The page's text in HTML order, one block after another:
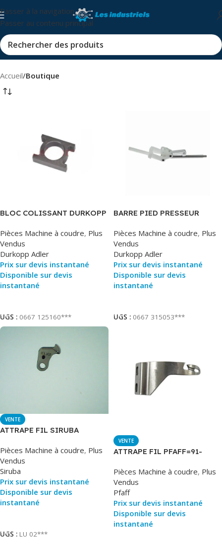
Passer à la navigation
Passer au contenu principal
Accueil/Boutique
BLOC COLISSANT DURKOPP
Pièces Machine à coudre, Plus
Vendus
Durkopp Adler
Prix sur devis instantané
Disponible sur devis
instantané
UGS : 0667 125160***
BARRE PIED PRESSEUR
Pièces Machine à coudre, Plus
Vendus
Durkopp Adler
Prix sur devis instantané
Disponible sur devis
instantané
UGS : 0667 315053***
VENTE
ATTRAPE FIL SIRUBA
Pièces Machine à coudre, Plus
Vendus
Siruba
Prix sur devis instantané
Disponible sur devis
instantané
UGS : LU 02***
VENTE
ATTRAPE FIL PFAFF=91-
Pièces Machine à coudre, Plus
Vendus
Pfaff
Prix sur devis instantané
Disponible sur devis
instantané